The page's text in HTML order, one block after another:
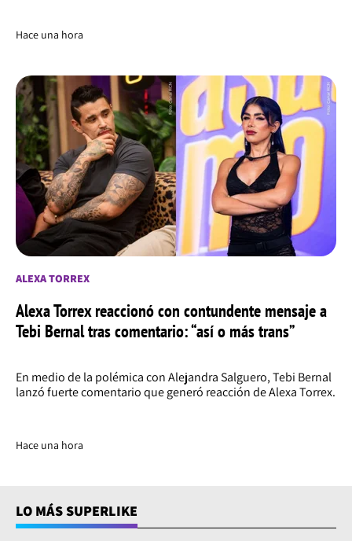
Hace una hora
ALEXA TORREX
Alexa Torrex reaccionó con contundente mensaje a
Tebi Bernal tras comentario: “así o más trans”
En medio de la polémica con Alejandra Salguero, Tebi Bernal
lanzó fuerte comentario que generó reacción de Alexa Torrex.
Hace una hora
LO MÁS SUPERLIKE